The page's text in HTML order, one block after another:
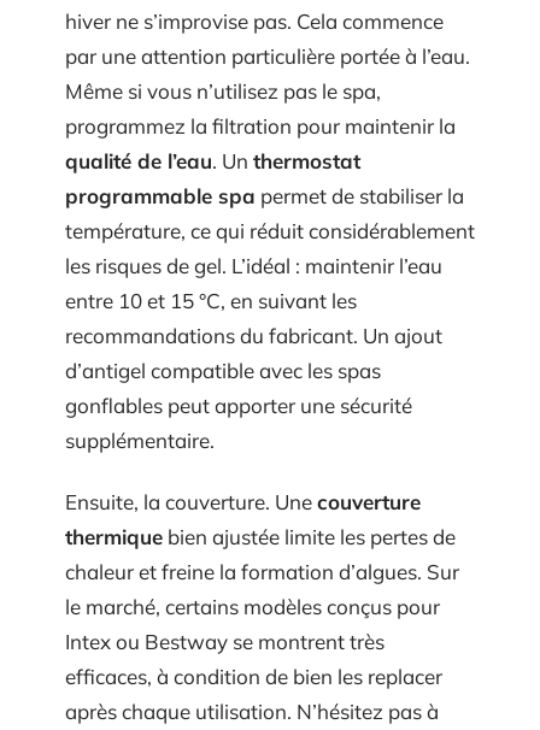
hiver ne s’improvise pas. Cela commence
par une attention particulière portée à l’eau.
Même si vous n’utilisez pas le spa,
programmez la filtration pour maintenir la
qualité de l’eau. Un thermostat
programmable spa permet de stabiliser la
température, ce qui réduit considérablement
les risques de gel. L’idéal : maintenir l’eau
entre 10 et 15 °C, en suivant les
recommandations du fabricant. Un ajout
d’antigel compatible avec les spas
gonflables peut apporter une sécurité
supplémentaire.
Ensuite, la couverture. Unecouverture
thermique bien ajustée limite les pertes de
chaleur et freine la formation d’algues. Sur
le marché, certains modèles conçus pour
Intex ou Bestway se montrent très
efficaces, à condition de bien les replacer
après chaque utilisation. N’hésitez pas à